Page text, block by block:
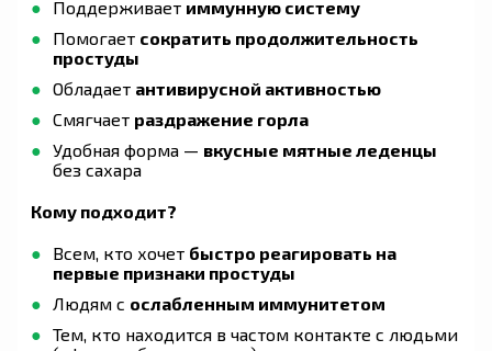
Поддерживает иммунную систему
Помогает сократить продолжительность
простуды
Обладает антивирусной активностью
Смягчает раздражение горла
Удобная форма — вкусные мятные леденцы
без сахара
Кому подходит?
Всем, кто хочет быстро реагировать на
первые признаки простуды
Людям с ослабленным иммунитетом
Тем, кто находится в частом контакте с людьми